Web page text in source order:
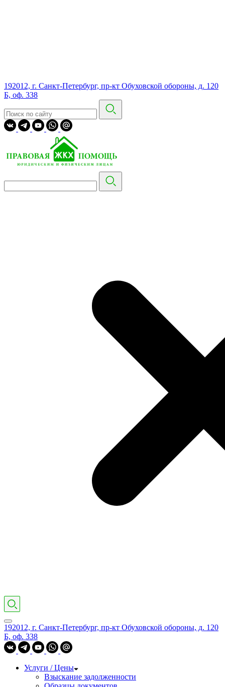
192012, г. Санкт-Петербург, пр-кт Обуховской обороны, д. 120
Б, оф. 338
192012, г. Санкт-Петербург, пр-кт Обуховской обороны, д. 120
Б, оф. 338
Услуги / Цены
Взыскание задолженности